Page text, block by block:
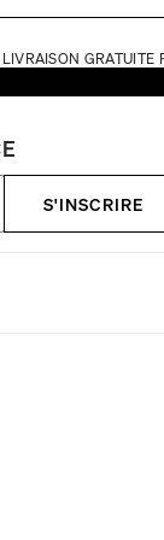
LIVRAISON GRATUITE
S'INSCRIRE